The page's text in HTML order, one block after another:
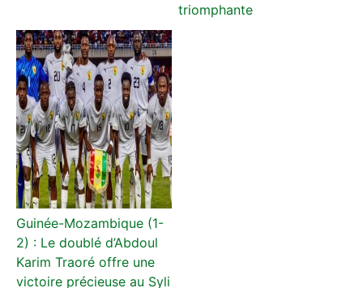
triomphante
Guinée-Mozambique (1-
2) : Le doublé d’Abdoul
Karim Traoré offre une
victoire précieuse au Syli